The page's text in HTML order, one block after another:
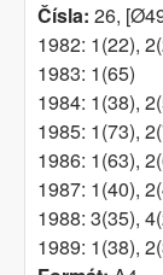
Čísla: 26,
1982: 1(22),
1983: 1(65)
1984: 1(38),
1985: 1(73),
1986: 1(63),
1987: 1(40),
1988: 3(35),
1989: 1(38),